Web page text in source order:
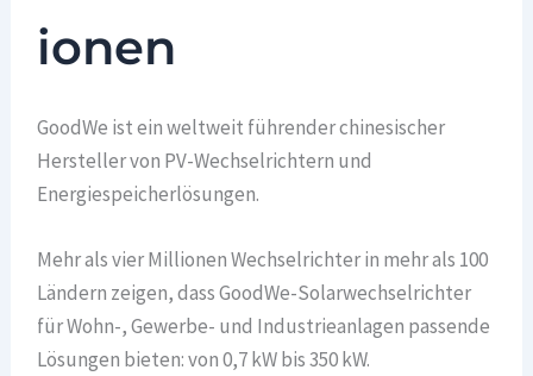
ionen
GoodWe ist ein weltweit führender chinesischer
Hersteller von PV-Wechselrichtern und
Energiespeicherlösungen.
Mehr als vier Millionen Wechselrichter in mehr als 100
Ländern zeigen, dass GoodWe-Solarwechselrichter
für Wohn-, Gewerbe- und Industrieanlagen passende
Lösungen bieten: von 0,7 kW bis 350 kW.